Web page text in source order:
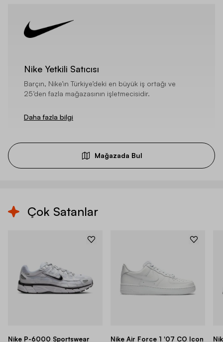
Nike Yetkili Satıcısı
Barçın, Nike’ın Türkiye’deki en büyük iş ortağı ve
25’den fazla mağazasının işletmecisidir.
Daha fazla bilgi
Mağazada Bul
Çok Satanlar
Nike P-6000 Sportswear Nike Air Force 1 '07 CO Icon